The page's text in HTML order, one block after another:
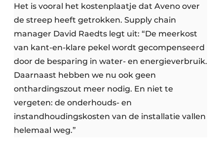
Het is vooral het kostenplaatje dat Aveno over
de streep heeft getrokken. Supply chain
manager David Raedts legt uit: “De meerkost
van kant-en-klare pekel wordt gecompenseerd
door de besparing in water- en energieverbruik.
Daarnaast hebben we nu ook geen
onthardingszout meer nodig. En niet te
vergeten: de onderhouds- en
instandhoudingskosten van de installatie vallen
helemaal weg.”